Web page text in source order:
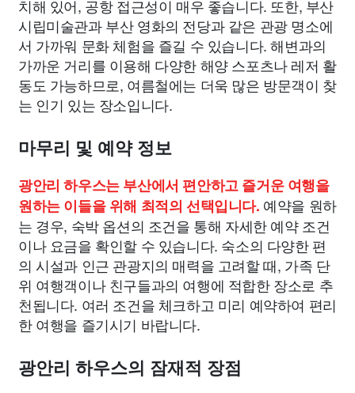
치해 있어, 공항 접근성이 매우 좋습니다. 또한, 부산
시립미술관과 부산 영화의 전당과 같은 관광 명소에
서 가까워 문화 체험을 즐길 수 있습니다. 해변과의
가까운 거리를 이용해 다양한 해양 스포츠나 레저 활
동도 가능하므로, 여름철에는 더욱 많은 방문객이 찾
는 인기 있는 장소입니다.
마무리 및 예약 정보
광안리 하우스는 부산에서 편안하고 즐거운 여행을
원하는 이들을 위해 최적의 선택입니다. 예약을 원하
는 경우, 숙박 옵션의 조건을 통해 자세한 예약 조건
이나 요금을 확인할 수 있습니다. 숙소의 다양한 편
의 시설과 인근 관광지의 매력을 고려할 때, 가족 단
위 여행객이나 친구들과의 여행에 적합한 장소로 추
천됩니다. 여러 조건을 체크하고 미리 예약하여 편리
한 여행을 즐기시기 바랍니다.
광안리 하우스의 잠재적 장점